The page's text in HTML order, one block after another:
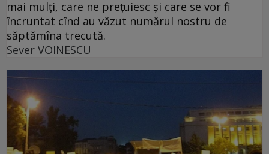
mai mulți, care ne prețuiesc și care se vor fi
încruntat cînd au văzut numărul nostru de
săptămîna trecută.
Sever VOINESCU